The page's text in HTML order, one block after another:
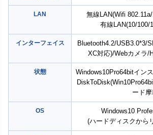
LAN
無線LAN(Wifi
有線LAN(10/100/
インターフェイス
Bluetooth4.2/USB3.0*3/
XC対応)/Webカメラ/
状態
Windows10Pro64bitイン
ード摩
OS
Windows10
(ハードディスクから